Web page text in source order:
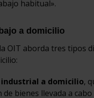
habitual».
a domicilio
OIT aborda tres tipos
a domicilio,
de bienes llevada a